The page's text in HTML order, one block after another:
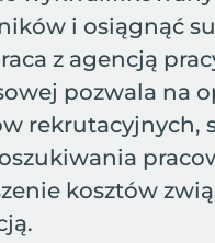
i osiągnąć
z agencją
pozwala na
rekrutacyjnych,
kosztów